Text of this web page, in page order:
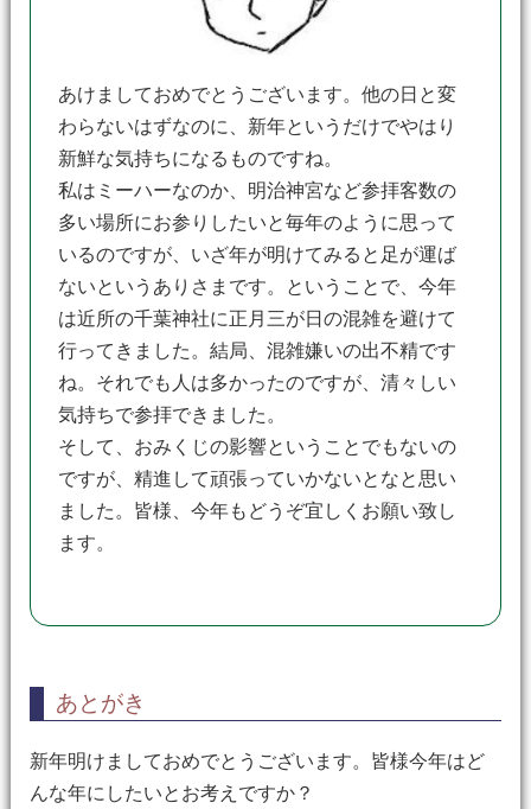
あけましておめでとうございます。他の日と変
わらないはずなのに、新年というだけでやはり
新鮮な気持ちになるものですね。
私はミーハーなのか、明治神宮など参拝客数の
多い場所にお参りしたいと毎年のように思って
いるのですが、いざ年が明けてみると足が運ば
ないというありさまです。ということで、今年
は近所の千葉神社に正月三が日の混雑を避けて
行ってきました。結局、混雑嫌いの出不精です
ね。それでも人は多かったのですが、清々しい
気持ちで参拝できました。
そして、おみくじの影響ということでもないの
ですが、精進して頑張っていかないとなと思い
ました。皆様、今年もどうぞ宜しくお願い致し
ます。
あとがき
新年明けましておめでとうございます。皆様今年はど
んな年にしたいとお考えですか？